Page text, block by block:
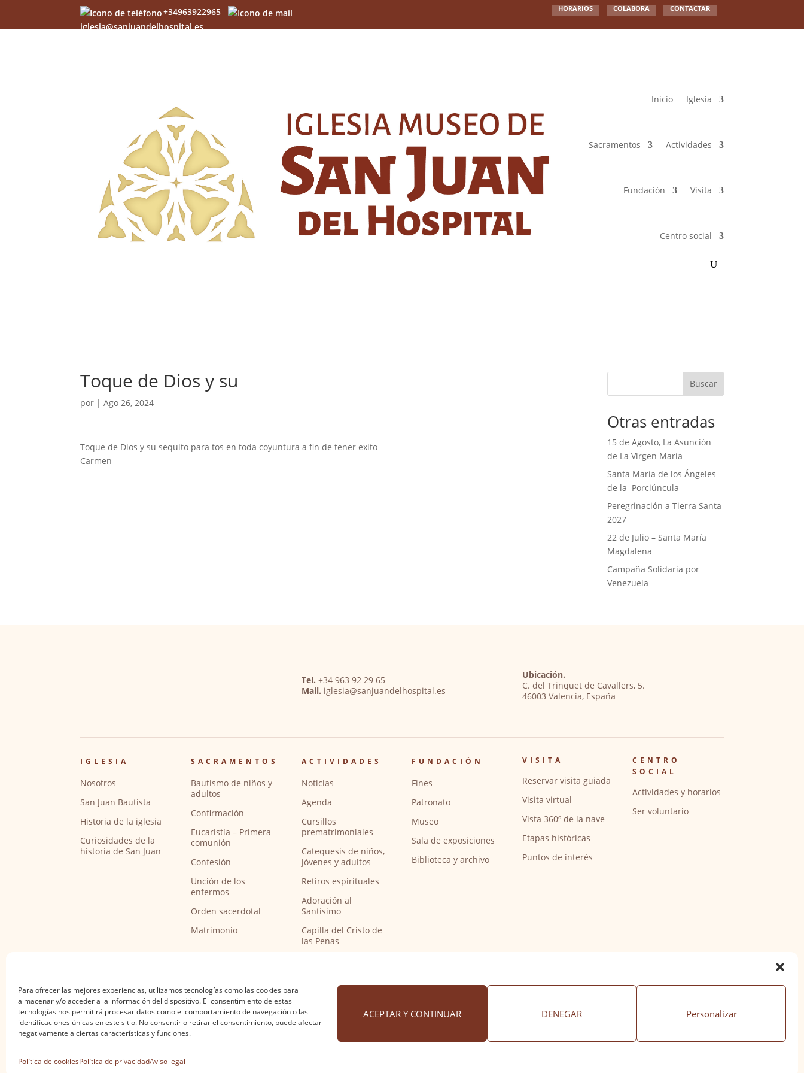
Para ofrecer las mejores experiencias, utilizamos tecnologías como las cookies para
almacenar y/o acceder a la información del dispositivo. El consentimiento de estas
tecnologías nos permitirá procesar datos como el comportamiento de navegación o las
identificaciones únicas en este sitio. No consentir o retirar el consentimiento, puede afectar
negativamente a ciertas características y funciones.
ACEPTAR Y CONTINUAR DENEGAR Personalizar
Política de cookiesPolítica de privacidadAviso legal
+34963922965
iglesia@sanjuandelhospital.es
HORARIOS COLABORA CONTACTAR
Inicio Iglesia
Sacramentos Actividades
Fundación Visita
Centro social
Toque de Dios y su
por |Ago 26, 2024
Toque de Dios y su sequito para tos en toda coyuntura a fin de tener exito
Carmen
Buscar
Otras entradas
15 de Agosto, La Asunción
de La Virgen María
Santa María de los Ángeles
de la Porciúncula
Peregrinación a Tierra Santa
2027
22 de Julio – Santa María
Magdalena
Campaña Solidaria por
Venezuela
Tel. +34 963 92 29 65
Mail. iglesia@sanjuandelhospital.es
Ubicación.
C. del Trinquet de Cavallers, 5.
46003 Valencia, España
IGLESIA
Nosotros
San Juan Bautista
Historia de la iglesia
Curiosidades de la
historia de San Juan
SACRAMENTOS
Bautismo de niños y
adultos
Confirmación
Eucaristía – Primera
comunión
Confesión
Unción de los
enfermos
Orden sacerdotal
Matrimonio
ACTIVIDADES
Noticias
Agenda
Cursillos
prematrimoniales
Catequesis de niños,
jóvenes y adultos
Retiros espirituales
Adoración al
Santísimo
Capilla del Cristo de
las Penas
peregrinos del
FUNDACIÓN
Fines
Patronato
Museo
Sala de exposiciones
Biblioteca y archivo
VISITA
Reservar visita guiada
Visita virtual
Vista 360º de la nave
Etapas históricas
Puntos de interés
CENTRO
SOCIAL
Actividades y horarios
Ser voluntario
Aviso legal· Política de privacidad